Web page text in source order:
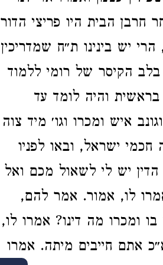
הבית היו פריצי הדור
יש בינינו ת״ח שמדריכין
הקיסר של רומי ללמוד
והיה לומד עד
איש ומכרו וגו׳ מיד צוה
ישראל, ובאו לפניו
יש לי לשאול מכם ואל
לו, אמור. אמר להם,
ומכרו מה דינו? אמרו לו,
אתם חייבים מיתה. אמרו